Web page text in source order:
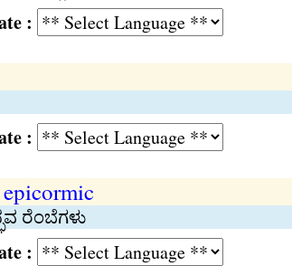
:
:
ರೆಂಬೆಗಳು
: